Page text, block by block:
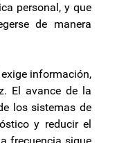
personal, y que
de manera
información,
El avance de la
los sistemas de
y reducir el